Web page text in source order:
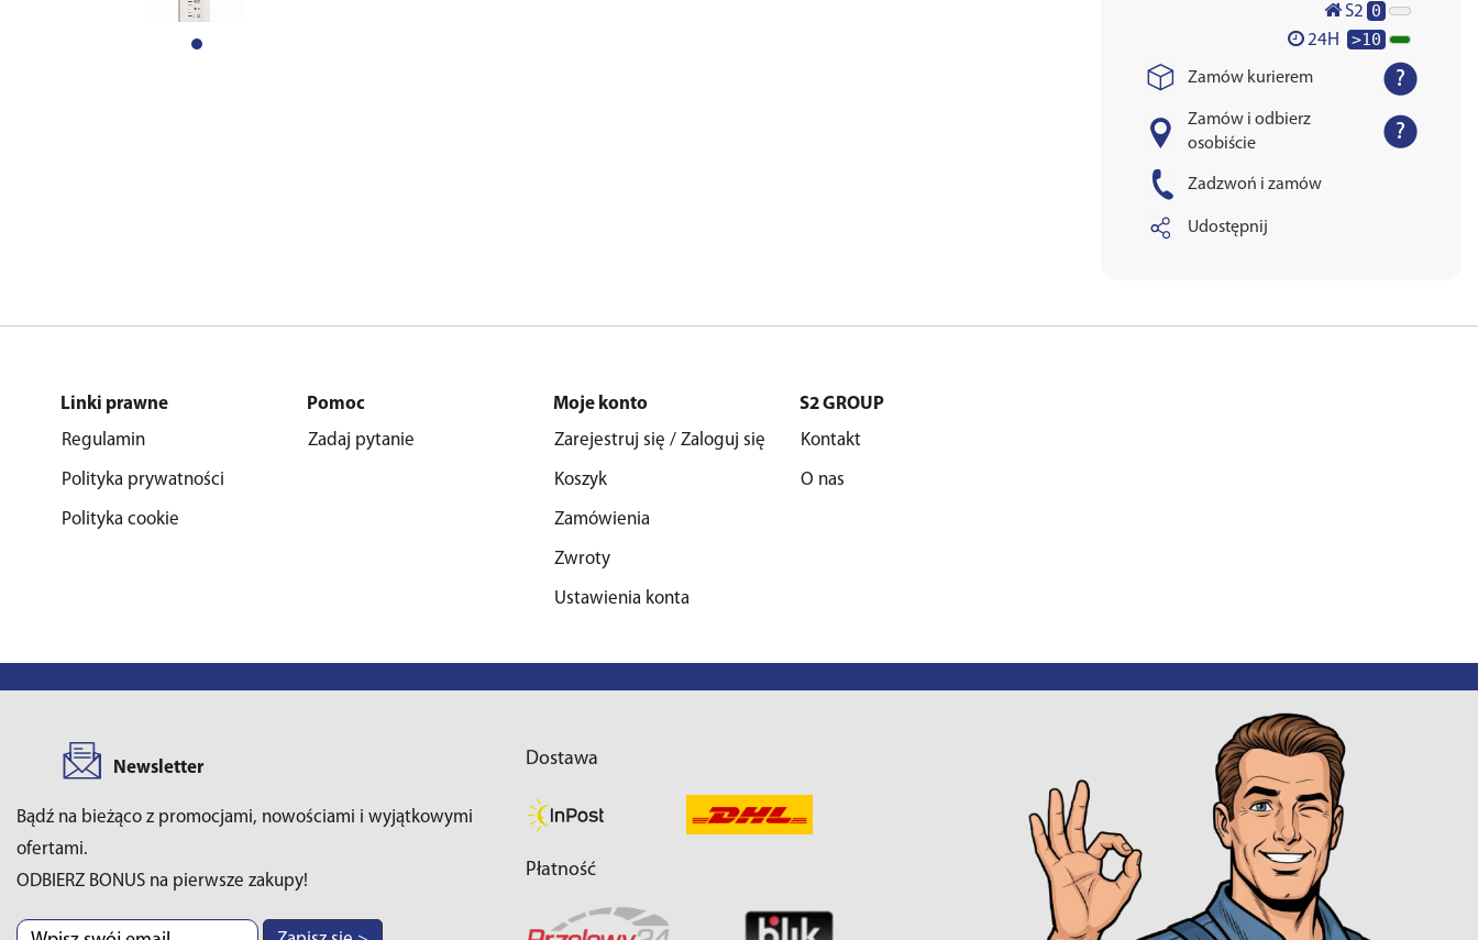
S2 0
24H >10
Zamów kurierem
Zamów i odbierz
osobiście
Zadzwoń i zamów
Udostępnij
Linki prawne
Regulamin
Polityka prywatności
Polityka cookie
Pomoc
Zadaj pytanie
Moje konto
Zarejestruj się / Zaloguj się
Koszyk
Zamówienia
Zwroty
Ustawienia konta
S2 GROUP
Kontakt
O nas
Newsletter
Bądź na bieżąco z promocjami, nowościami i wyjątkowymi
ofertami.
ODBIERZ BONUS na pierwsze zakupy!
Dostawa
Płatność